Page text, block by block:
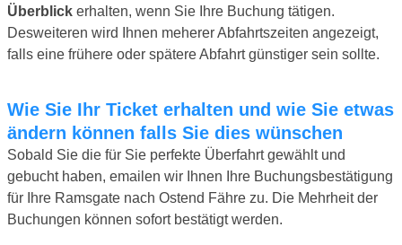
Überblick erhalten, wenn Sie Ihre Buchung tätigen.
Desweiteren wird Ihnen meherer Abfahrtszeiten angezeigt,
falls eine frühere oder spätere Abfahrt günstiger sein sollte.
Wie Sie Ihr Ticket erhalten und wie Sie etwas
ändern können falls Sie dies wünschen
Sobald Sie die für Sie perfekte Überfahrt gewählt und
gebucht haben, emailen wir Ihnen Ihre Buchungsbestätigung
für Ihre Ramsgate nach Ostend Fähre zu. Die Mehrheit der
Buchungen können sofort bestätigt werden.